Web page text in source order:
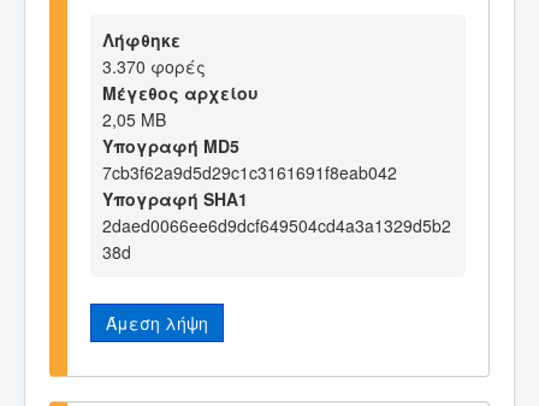
Λήφθηκε
3.370 φορές
Μέγεθος αρχείου
2,05 MB
Υπογραφή MD5
7cb3f62a9d5d29c1c3161691f8eab042
Υπογραφή SHA1
2daed0066ee6d9dcf649504cd4a3a1329d5b2
38d
Άμεση λήψη